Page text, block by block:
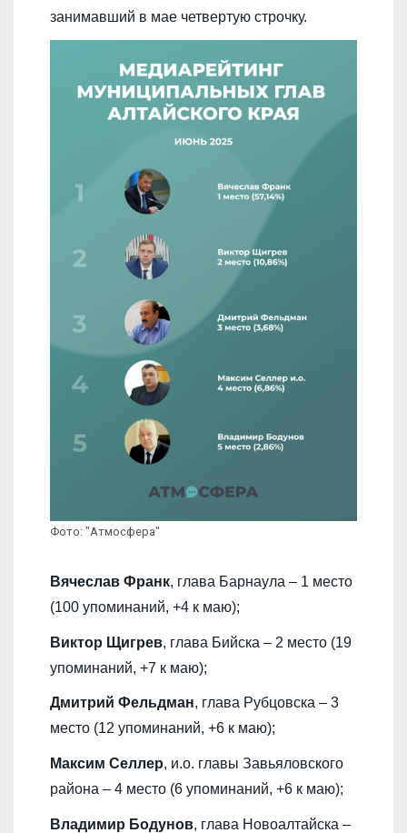
занимавший в мае четвертую строчку.
Фото: "Атмосфера"
Вячеслав Франк, глава Барнаула – 1 место
(100 упоминаний, +4 к маю);
Виктор Щигрев, глава Бийска – 2 место (19
упоминаний, +7 к маю);
Дмитрий Фельдман, глава Рубцовска – 3
место (12 упоминаний, +6 к маю);
Максим Селлер, и.о. главы Завьяловского
района – 4 место (6 упоминаний, +6 к маю);
Владимир Бодунов, глава Новоалтайска –